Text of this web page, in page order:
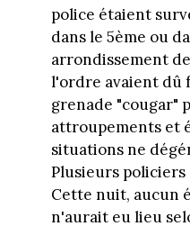
police étaient
dans le 5ème ou
arrondissement
l'ordre avaient dû
grenade "cougar"
attroupements et
situations ne
Plusieurs policiers
Cette nuit, aucun
n'aurait eu lieu